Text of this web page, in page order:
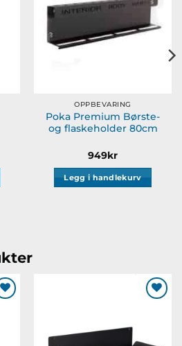
OPPBEVARING
Poka Premium Børste-
og flaskeholder 80cm
949kr
Legg i handlekurv